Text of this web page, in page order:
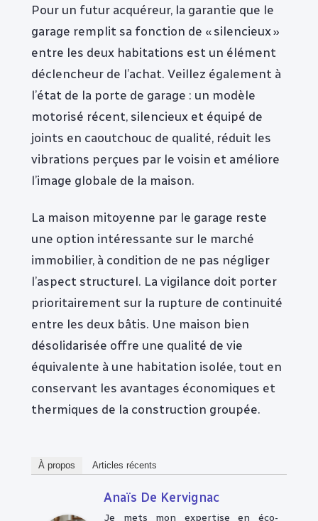
Pour un futur acquéreur, la garantie que le
garage remplit sa fonction de « silencieux »
entre les deux habitations est un élément
déclencheur de l’achat. Veillez également à
l’état de la porte de garage : un modèle
motorisé récent, silencieux et équipé de
joints en caoutchouc de qualité, réduit les
vibrations perçues par le voisin et améliore
l’image globale de la maison.
La maison mitoyenne par le garage reste
une option intéressante sur le marché
immobilier, à condition de ne pas négliger
l’aspect structurel. La vigilance doit porter
prioritairement sur la rupture de continuité
entre les deux bâtis. Une maison bien
désolidarisée offre une qualité de vie
équivalente à une habitation isolée, tout en
conservant les avantages économiques et
thermiques de la construction groupée.
À propos Articles récents
Anaïs De Kervignac
Je mets mon expertise en éco-